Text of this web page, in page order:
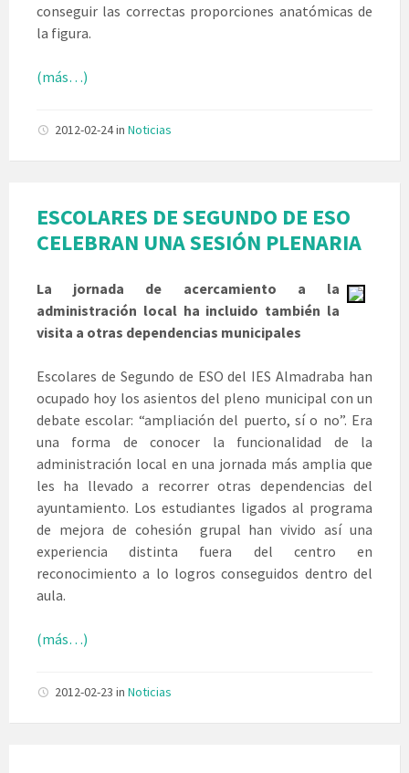
conseguir las correctas proporciones anatómicas de
la figura.
(más…)
2012-02-24in Noticias
ESCOLARES DE SEGUNDO DE ESO
CELEBRAN UNA SESIÓN PLENARIA
La jornada de acercamiento a la
administración local ha incluido también la
visita a otras dependencias municipales
Escolares de Segundo de ESO del IES Almadraba han
ocupado hoy los asientos del pleno municipal con un
debate escolar: “ampliación del puerto, sí o no”. Era
una forma de conocer la funcionalidad de la
administración local en una jornada más amplia que
les ha llevado a recorrer otras dependencias del
ayuntamiento. Los estudiantes ligados al programa
de mejora de cohesión grupal han vivido así una
experiencia distinta fuera del centro en
reconocimiento a lo logros conseguidos dentro del
aula.
(más…)
2012-02-23 in Noticias